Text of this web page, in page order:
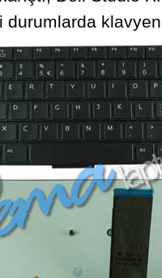
durumlarda